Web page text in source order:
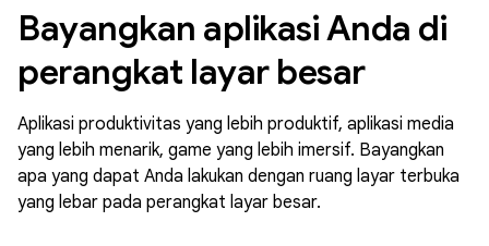
Bayangkan aplikasi Anda di
perangkat layar besar
Aplikasi produktivitas yang lebih produktif, aplikasi media
yang lebih menarik, game yang lebih imersif. Bayangkan
apa yang dapat Anda lakukan dengan ruang layar terbuka
yang lebar pada perangkat layar besar.